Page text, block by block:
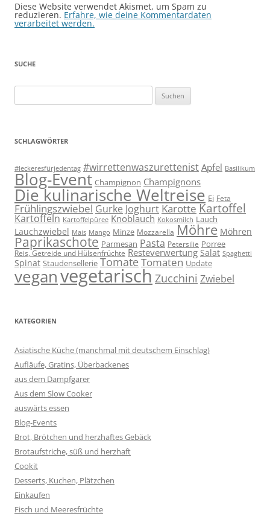
Diese Website verwendet Akismet, um Spam zu
reduzieren. Erfahre, wie deine Kommentardaten
verarbeitet werden.
SUCHE
nach:
SCHLAGWÖRTER
#leckeresfürjedentag #wirrettenwaszurettenist Apfel Basilikum
Blog-Event Champignon Champignons
Die kulinarische Weltreise Ei Feta
Frühlingszwiebel Gurke Joghurt Karotte Kartoffel
Kartoffeln Kartoffelpüree Knoblauch Kokosmilch Lauch
Lauchzwiebel Mais Mango Minze Mozzarella Möhre Möhren
Paprikaschote Parmesan Pasta Petersilie Porree
Reis, Getreide und Hülsenfrüchte Resteverwertung Salat Spaghetti
Spinat Staudensellerie TomateTomaten Update
veganvegetarischZucchini Zwiebel
KATEGORIEN
Asiatische Küche (manchmal mit deutschem Einschlag)
Aufläufe, Gratins, Überbackenes
aus dem Dampfgarer
Aus dem Slow Cooker
auswärts essen
Blog-Events
Brot, Brötchen und herzhaftes Gebäck
Brotaufstriche, süß und herzhaft
Cookit
Desserts, Kuchen, Plätzchen
Einkaufen
Fisch und Meeresfrüchte